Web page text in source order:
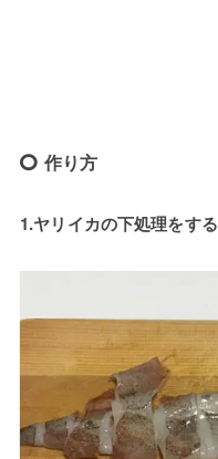
作り方
1.ヤリイカの下処理をする